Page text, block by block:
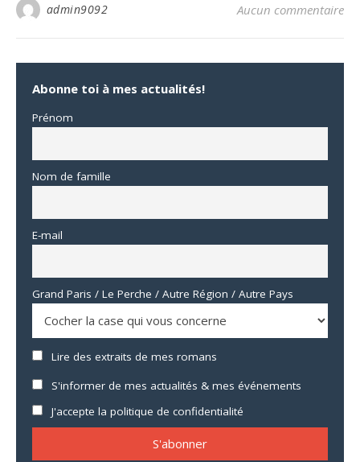
admin9092 Aucun commentaire
Abonne toi à mes actualités!
Prénom
Nom de famille
E-mail
Grand Paris / Le Perche / Autre Région / Autre Pays
Lire des extraits de mes romans
S'informer de mes actualités & mes événements
J'accepte la politique de confidentialité